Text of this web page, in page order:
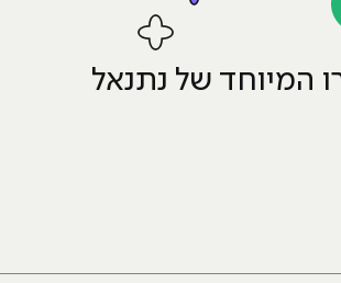
המיוחד של נתנאל